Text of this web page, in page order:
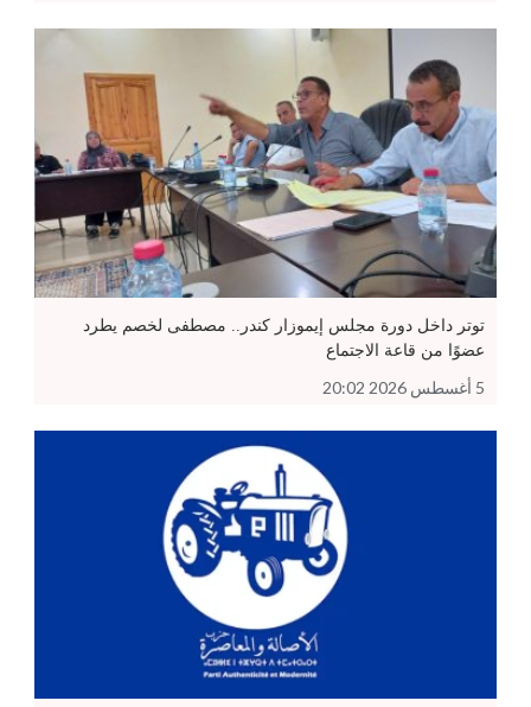
توتر داخل دورة مجلس إيموزار كندر.. مصطفى لخصم يطرد
عضوًا من قاعة الاجتماع
5 أغسطس 2026 20:02